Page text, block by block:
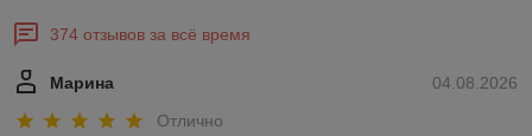
374 отзывов за всё время
04.08.2026
Марина
Отлично